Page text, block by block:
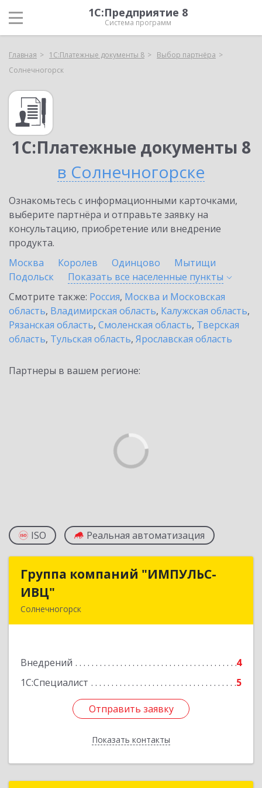
1С:Предприятие 8
Система программ
Главная 1С:Платежные документы 8
Выбор партнёра
Солнечногорск
1С:Платежные документы 8
в Солнечногорске
Ознакомьтесь с информационными карточками,
выберите партнёра и отправьте заявку на
консультацию, приобретение или внедрение
продукта.
Москва
Королев Одинцово
Мытищи
Подольск
Показать все населенные пункты
Смотрите также: Россия, Москва и Московская
область, Владимирская область, Калужская область,
Рязанская область, Смоленская область, Тверская
область, Тульская область, Ярославская область
Партнеры в вашем регионе:
ISO Реальная автоматизация
Группа компаний "ИМПУЛЬС-
ИВЦ"
Солнечногорск
Внедрений
4
1С:Специалист
5
Отправить заявку
Показать контакты
Группа компаний "ИМПУЛЬС-
Подробнее
Отправить заявку
Назад